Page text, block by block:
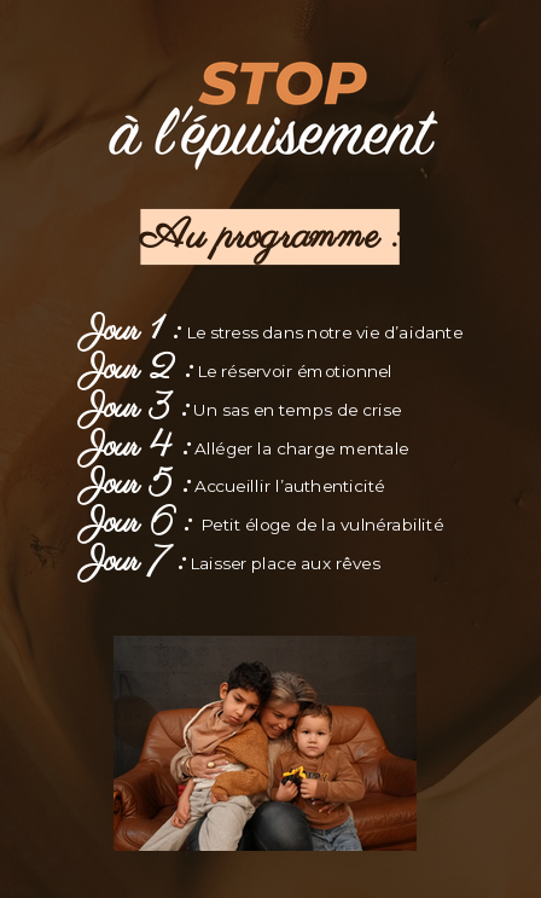
Jour 1 : Le stress dans notre vie d’aidante
Jour 2 : Le réservoir émotionnel
Jour 3 : Un sas en temps de crise
Jour 4 : Alléger la charge mentale
Jour 5 : Accueillir l’authenticité
Jour 6 : Petit éloge de la vulnérabilité
Jour 7 : Laisser place aux rêves
Au programme :